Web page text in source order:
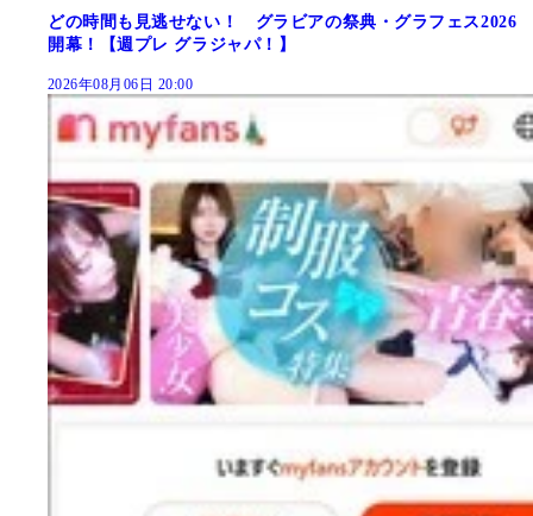
どの時間も見逃せない！ グラビアの祭典・グラフェス2026
開幕！【週プレ グラジャパ！】
2026年08月06日 20:00